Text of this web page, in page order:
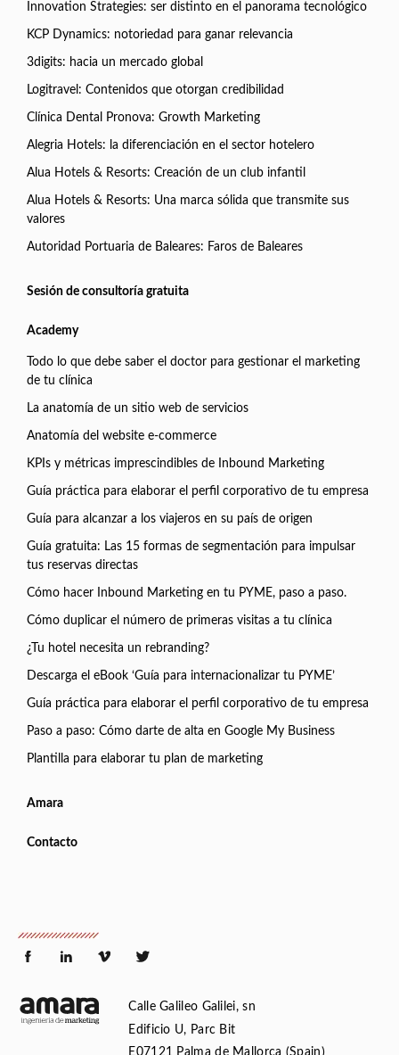
Innovation Strategies: ser distinto en el panorama tecnológico
KCP Dynamics: notoriedad para ganar relevancia
3digits: hacia un mercado global
Logitravel: Contenidos que otorgan credibilidad
Clínica Dental Pronova: Growth Marketing
Alegria Hotels: la diferenciación en el sector hotelero
Alua Hotels & Resorts: Creación de un club infantil
Alua Hotels & Resorts: Una marca sólida que transmite sus
valores
Autoridad Portuaria de Baleares: Faros de Baleares
Sesión de consultoría gratuita
Academy
Todo lo que debe saber el doctor para gestionar el marketing
de tu clínica
La anatomía de un sitio web de servicios
Anatomía del website e-commerce
KPIs y métricas imprescindibles de Inbound Marketing
Guía práctica para elaborar el perfil corporativo de tu empresa
Guía para alcanzar a los viajeros en su país de origen
Guía gratuita: Las 15 formas de segmentación para impulsar
tus reservas directas
Cómo hacer Inbound Marketing en tu PYME, paso a paso.
Cómo duplicar el número de primeras visitas a tu clínica
¿Tu hotel necesita un rebranding?
Descarga el eBook ‘Guía para internacionalizar tu PYME’
Guía práctica para elaborar el perfil corporativo de tu empresa
Paso a paso: Cómo darte de alta en Google My Business
Plantilla para elaborar tu plan de marketing
Amara
Contacto
Calle Galileo Galilei, sn
Edificio U, Parc Bit
E07121 Palma de Mallorca (Spain)